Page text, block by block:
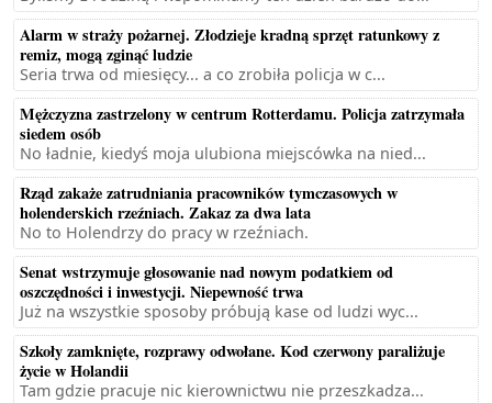
Alarm w straży pożarnej. Złodzieje kradną sprzęt ratunkowy z
remiz, mogą zginąć ludzie
Seria trwa od miesięcy... a co zrobiła policja w c...
Mężczyzna zastrzelony w centrum Rotterdamu. Policja zatrzymała
siedem osób
No ładnie, kiedyś moja ulubiona miejscówka na nied...
Rząd zakaże zatrudniania pracowników tymczasowych w
holenderskich rzeźniach. Zakaz za dwa lata
No to Holendrzy do pracy w rzeźniach.
Senat wstrzymuje głosowanie nad nowym podatkiem od
oszczędności i inwestycji. Niepewność trwa
Już na wszystkie sposoby próbują kase od ludzi wyc...
Szkoły zamknięte, rozprawy odwołane. Kod czerwony paraliżuje
życie w Holandii
Tam gdzie pracuje nic kierownictwu nie przeszkadza...